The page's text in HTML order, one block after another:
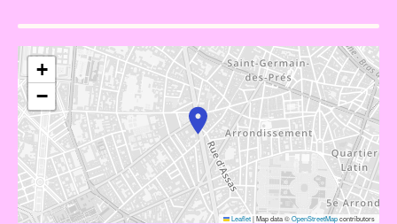
+
−
Leaflet|Map data ©OpenStreetMapcontributors